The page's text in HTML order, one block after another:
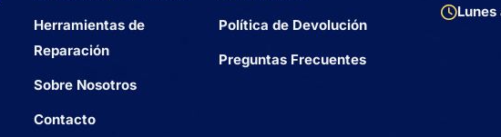
Herramientas de
Reparación
Sobre Nosotros
Contacto
Política de Devolución
Preguntas Frecuentes